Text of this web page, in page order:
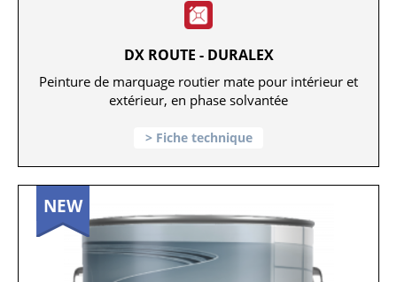
DX ROUTE - DURALEX
Peinture de marquage routier mate pour intérieur et
extérieur, en phase solvantée
Fiche technique
NEW